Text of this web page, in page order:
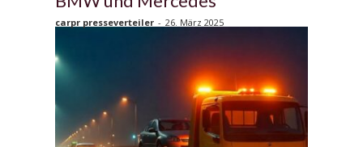
carpr presseverteiler - 26. März 2025